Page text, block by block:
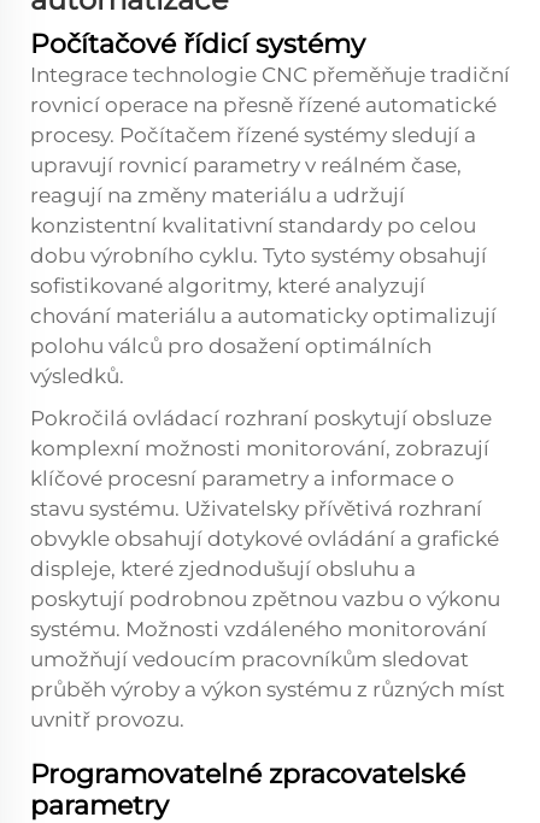
Počítačové řídicí systémy
Integrace technologie CNC přeměňuje tradiční
rovnicí operace na přesně řízené automatické
procesy. Počítačem řízené systémy sledují a
upravují rovnicí parametry v reálném čase,
reagují na změny materiálu a udržují
konzistentní kvalitativní standardy po celou
dobu výrobního cyklu. Tyto systémy obsahují
sofistikované algoritmy, které analyzují
chování materiálu a automaticky optimalizují
polohu válců pro dosažení optimálních
výsledků.
Pokročilá ovládací rozhraní poskytují obsluze
komplexní možnosti monitorování, zobrazují
klíčové procesní parametry a informace o
stavu systému. Uživatelsky přívětivá rozhraní
obvykle obsahují dotykové ovládání a grafické
displeje, které zjednodušují obsluhu a
poskytují podrobnou zpětnou vazbu o výkonu
systému. Možnosti vzdáleného monitorování
umožňují vedoucím pracovníkům sledovat
průběh výroby a výkon systému z různých míst
uvnitř provozu.
Programovatelné zpracovatelské
parametry